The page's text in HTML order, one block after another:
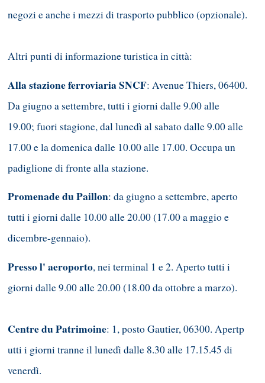
negozi e anche i mezzi di trasporto pubblico (opzionale).
Altri punti di informazione turistica in città:
Alla stazione ferroviaria SNCF: Avenue Thiers, 06400.
Da giugno a settembre, tutti i giorni dalle 9.00 alle
19.00; fuori stagione, dal lunedì al sabato dalle 9.00 alle
17.00 e la domenica dalle 10.00 alle 17.00. Occupa un
padiglione di fronte alla stazione.
Promenade du Paillon: da giugno a settembre, aperto
tutti i giorni dalle 10.00 alle 20.00 (17.00 a maggio e
dicembre-gennaio).
Presso l' aeroporto, nei terminal 1 e 2. Aperto tutti i
giorni dalle 9.00 alle 20.00 (18.00 da ottobre a marzo).
Centre du Patrimoine: 1, posto Gautier, 06300. Apertp
utti i giorni tranne il lunedì dalle 8.30 alle 17.15.45 di
venerdì.